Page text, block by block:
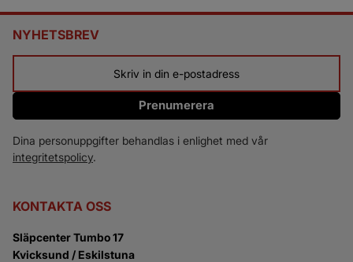
NYHETSBREV
Prenumerera
Dina personuppgifter behandlas i enlighet med vår
integritetspolicy.
KONTAKTA OSS
Släpcenter Tumbo 17
Kvicksund / Eskilstuna